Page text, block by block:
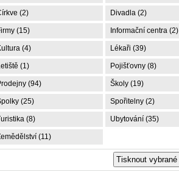
(2) Divadla (2)
(15) Informační centra (2)
(4) Lékaři (39)
(1) Pojišťovny (8)
(94) Školy (19)
(25) Spořitelny (2)
(8) Ubytování (35)
(11)